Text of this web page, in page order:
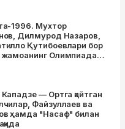
1996. Мухтор
Дилмурод Назаров,
Қутибоевлари бор
Олимпиада
— Ортга қайтган
Файзуллаев ва
ҳамда "Насаф" билан